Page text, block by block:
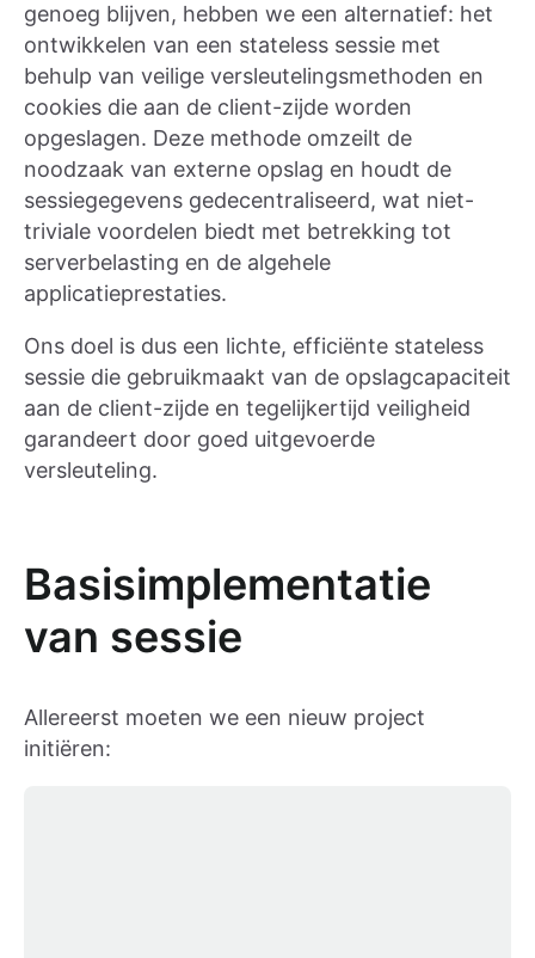
genoeg blijven, hebben we een alternatief: het
ontwikkelen van een stateless sessie met
behulp van veilige versleutelingsmethoden en
cookies die aan de client-zijde worden
opgeslagen. Deze methode omzeilt de
noodzaak van externe opslag en houdt de
sessiegegevens gedecentraliseerd, wat niet-
triviale voordelen biedt met betrekking tot
serverbelasting en de algehele
applicatieprestaties.
Ons doel is dus een lichte, efficiënte stateless
sessie die gebruikmaakt van de opslagcapaciteit
aan de client-zijde en tegelijkertijd veiligheid
garandeert door goed uitgevoerde
versleuteling.
Basisimplementatie
van sessie
Allereerst moeten we een nieuw project
initiëren: